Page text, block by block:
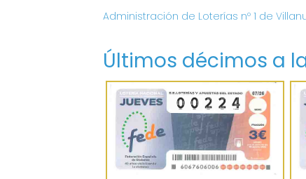
Administración de Loterías nº 1 de
Últimos décimos a